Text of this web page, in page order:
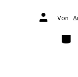
Autor
des Von